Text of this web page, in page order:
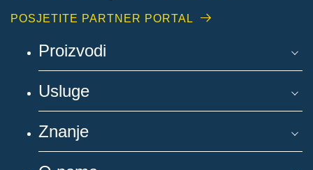
POSJETITE PARTNER PORTAL
Proizvodi
Usluge
Znanje